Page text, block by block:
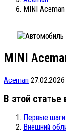
MINI
MINI
Aceman 27.02.2026
В этой статье
Первые
Внешний